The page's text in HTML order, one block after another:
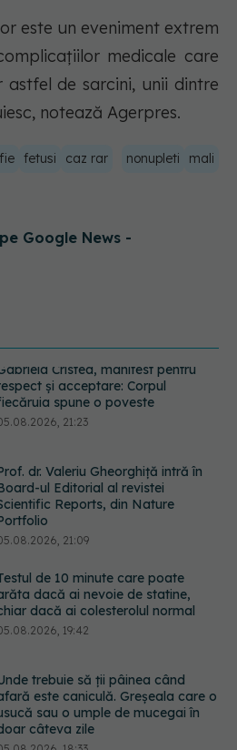
este un eveniment extrem
medicale care
astfel de sarcini, unii dintre
notează Agerpres.
fetusi caz rar nonupleti
mali
Google News -
dr. Valeriu Gheorghiță intră în
ul Editorial al revistei
Reports, din Nature
de 10 minute care poate
dacă ai nevoie de statine,
dacă ai colesterolul normal
trebuie să ții pâinea când
este caniculă. Greșeala care o
sau o umple de mucegai în
5 semne ale bolii Parkinson
care 80% dintre oameni le
Nu e vorba doar despre